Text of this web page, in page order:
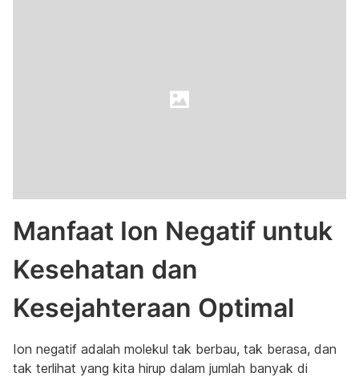
Manfaat Ion Negatif untuk
Kesehatan dan
Kesejahteraan Optimal
Ion negatif adalah molekul tak berbau, tak berasa, dan
tak terlihat yang kita hirup dalam jumlah banyak di